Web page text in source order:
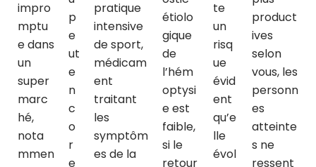
impro
mptu
e dans
un
super
marc
hé,
nota
mmen
p
e
ut
e
n
c
o
r
e
pratique
intensive
de sport,
médicam
ent
traitant
les
symptôm
es de la
étiolo
gique
de
l’hém
optysi
e est
faible,
si le
retour
te
un
risq
ue
évid
ent
qu’e
lle
évol
product
ives
selon
vous, les
personn
es
atteinte
s ne
ressent